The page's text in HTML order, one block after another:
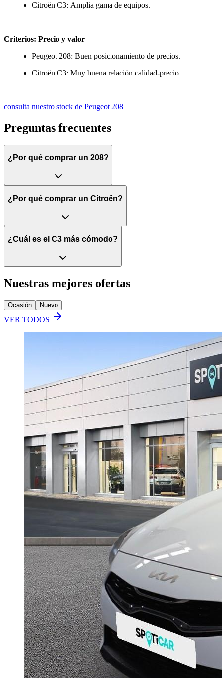
Citroën C3: Amplia gama de equipos.
Criterios: Precio y valor
Peugeot 208: Buen posicionamiento de precios.
Citroën C3: Muy buena relación calidad-precio.
consulta nuestro stock de Peugeot 208
Preguntas frecuentes
¿Por qué comprar un 208?
¿Por qué comprar un Citroën?
¿Cuál es el C3 más cómodo?
Nuestras mejores ofertas
Ocasión Nuevo
VER TODOS